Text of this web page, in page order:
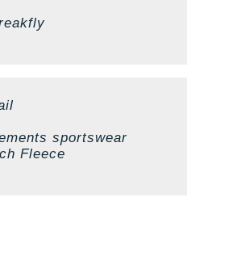
sportswear
Fleece